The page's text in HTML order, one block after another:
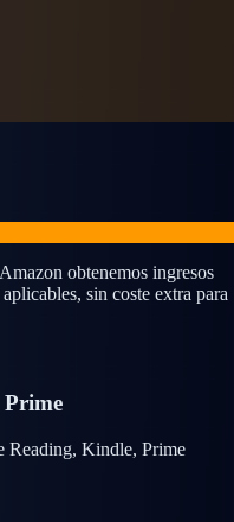
obtenemos ingresos
sin coste extra para
Prime
Reading, Kindle, Prime